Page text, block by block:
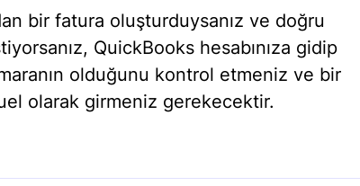
bir fatura oluşturduysanız ve doğru
QuickBooks hesabınıza gidip
olduğunu kontrol etmeniz ve bir
olarak girmeniz gerekecektir.